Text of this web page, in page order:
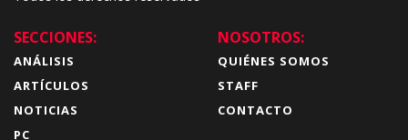
SECCIONES:
ANÁLISIS
ARTÍCULOS
NOTICIAS
PC
NOSOTROS:
QUIÉNES SOMOS
STAFF
CONTACTO